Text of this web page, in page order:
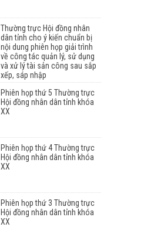
Thường trực Hội đồng nhân
dân tỉnh cho ý kiến chuẩn bị
nội dung phiên họp giải trình
về công tác quản lý, sử dụng
và xử lý tài sản công sau sắp
xếp, sáp nhập
Phiên họp thứ 5 Thường trực
Hội đồng nhân dân tỉnh khóa
XX
Phiên họp thứ 4 Thường trực
Hội đồng nhân dân tỉnh khóa
XX
Phiên họp thứ 3 Thường trực
Hội đồng nhân dân tỉnh khóa
XX